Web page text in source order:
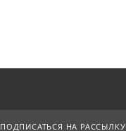
ПОДПИСАТЬСЯ НА РАССЫЛКУ